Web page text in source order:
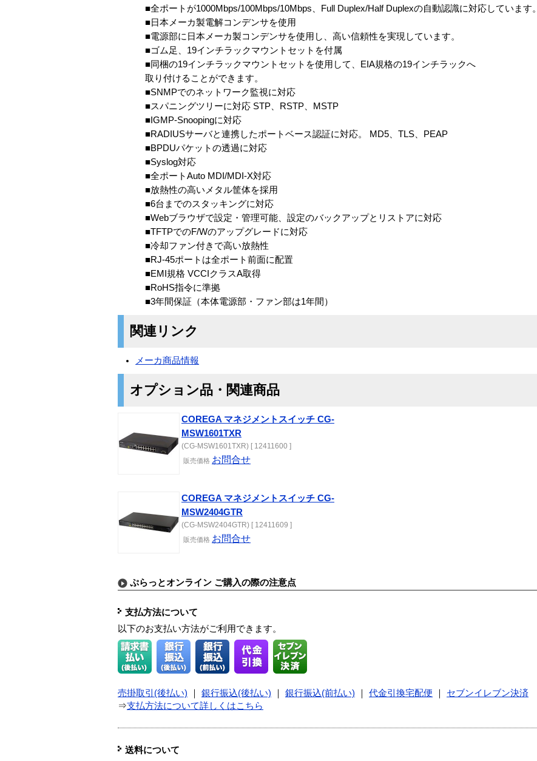
■全ポートが1000Mbps/100Mbps/10Mbps、Full Duplex/Half Duplexの自動認識に対応しています。
■日本メーカ製電解コンデンサを使用
■電源部に日本メーカ製コンデンサを使用し、高い信頼性を実現しています。
■ゴム足、19インチラックマウントセットを付属
■同梱の19インチラックマウントセットを使用して、EIA規格の19インチラックへ
取り付けることができます。
■SNMPでのネットワーク監視に対応
■スパニングツリーに対応 STP、RSTP、MSTP
■IGMP-Snoopingに対応
■RADIUSサーバと連携したポートベース認証に対応。 MD5、TLS、PEAP
■BPDUパケットの透過に対応
■Syslog対応
■全ポートAuto MDI/MDI-X対応
■放熱性の高いメタル筐体を採用
■6台までのスタッキングに対応
■Webブラウザで設定・管理可能、設定のバックアップとリストアに対応
■TFTPでのF/Wのアップグレードに対応
■冷却ファン付きで高い放熱性
■RJ-45ポートは全ポート前面に配置
■EMI規格 VCCIクラスA取得
■RoHS指令に準拠
■3年間保証（本体電源部・ファン部は1年間）
関連リンク
メーカ商品情報
オプション品・関連商品
COREGA マネジメントスイッチ CG-
MSW1601TXR
(CG-MSW1601TXR) [ 12411600 ]
販売価格 お問合せ
COREGA マネジメントスイッチ CG-
MSW2404GTR
(CG-MSW2404GTR) [ 12411609 ]
販売価格 お問合せ
ぷらっとオンライン ご購入の際の注意点
支払方法について
以下のお支払い方法がご利用できます。
売掛取引(後払い) 銀行振込(後払い) 銀行振込(前払い) 代金引換宅配便
セブンイレブン決済
⇒支払方法について詳しくはこちら
送料について